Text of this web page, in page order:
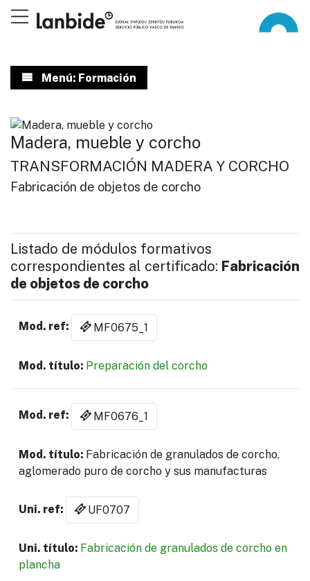
Menú: Formación
Madera, mueble y corcho
TRANSFORMACIÓN MADERA Y CORCHO
Fabricación de objetos de corcho
Listado de módulos formativos
correspondientes al certificado: Fabricación
de objetos de corcho
MF0675_1
Preparación del corcho
MF0676_1
Fabricación de granulados de corcho,
aglomerado puro de corcho y sus manufacturas
UF0707
Fabricación de granulados de corcho en
plancha